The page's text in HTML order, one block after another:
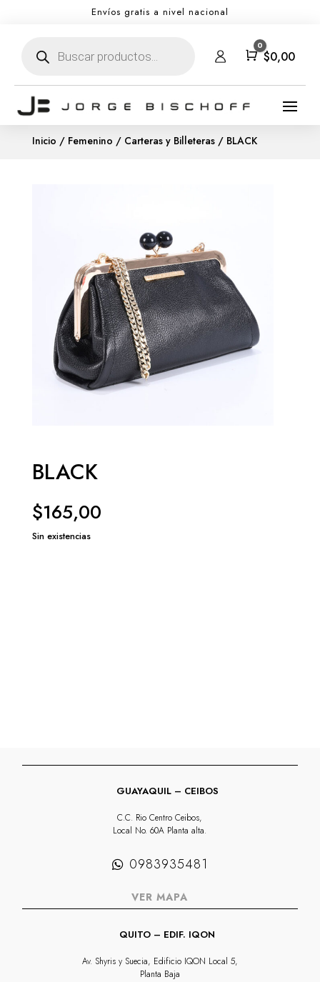
Envíos gratis a nivel nacional
productos Carro
0
$0,00
Inicio / Femenino / Carteras y Billeteras/ BLACK
BLACK
$165,00
Sin existencias
GUAYAQUIL – CEIBOS
C.C. Rio Centro Ceibos,
Local No. 60A Planta alta.
0983935481
VER MAPA
QUITO – EDIF. IQON
Av. Shyris y Suecia, Edificio IQON Local 5,
Planta Baja